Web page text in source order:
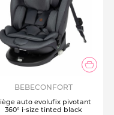
BEBECONFORT
auto evolufix pivotant
360° i-size tinted black